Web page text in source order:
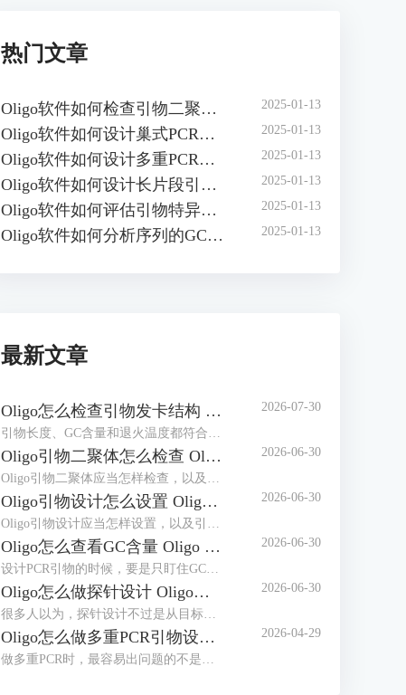
热门文章
Oligo软件如何检查引物二聚体 如何避免引物二聚体的问题 2025-01-13
Oligo软件如何设计巢式PCR引物 巢式PCR引物的设计步骤有哪些 2025-01-13
Oligo软件如何设计多重PCR引物 多重PCR引物的设计难点是什么 2025-01-13
Oligo软件如何设计长片段引物 Oligo引物设计的长度限制是多少 2025-01-13
Oligo软件如何评估引物特异性？有哪些评估引物特异性的方法 2025-01-13
Oligo软件如何分析序列的GC含量 序列GC的含量多少最为合适。 2025-01-13
最新文章
Oligo怎么检查引物发卡结构 Oligo引物发卡结构评分过高怎么办
引物长度、GC含量和退火温度都符合设计要求，实际扩增时仍可能出现条带偏弱、扩增效率不稳定或重复性差，这类情况与引物自身折叠有关。内部互补碱基形成茎环后，会占用原本用于模板结合的序列，3′端被卷入结构时影响更明显。分析Oligo怎么检查引物发卡结构Oligo引物发卡结构评分过高怎么办，需要把结构位置、Hairpin Tm、ΔG和整组引物参数放在一起判断。
2026-07-30
Oligo引物二聚体怎么检查 Oligo引物二聚体评分过高怎么办
Oligo引物二聚体应当怎样检查，以及引物二聚体评分过高的时候又该怎样处理，这两个问题，在进行PCR、qPCR和测序引物设计的时候，是很常见的。引物二聚体这个问题，并不是单纯地“软件给出的提示不太好看”，它会和目标模板，去竞争反应体系里面的引物、酶，还有dNTP，要是情况比较严重，就会导致非特异性的条带出现、扩增的效率下降，或者是在qPCR的熔解曲线上，出现不太正常的小峰。在检查的时候，不能只是去看一个总的评分，而是需要把自身二聚体、互补二聚体、3’末端的互补情况，还有ΔG这些结果，放在一起进行判断。
2026-06-30
Oligo引物设计怎么设置 Oligo引物Tm值偏差怎么调整
Oligo引物设计应当怎样设置，以及引物Tm值出现偏差时又该怎样去调整，这两个问题，在进行PCR、qPCR或者测序引物设计的时候，是经常会遇到的。设计引物这件事，不能只是去看软件自动给出的那几条推荐序列，还需要结合扩增的目标区域、产物的长度、GC含量、是否形成二聚体、有没有发卡结构，还有反应所用的体系，一起去做出判断。OLIGO 7这个工具本身，是支持PCR引物、测序引物、探针、多重PCR，还有实时PCR这些相关的设计和分析的，只不过软件给出的结果，仍然需要结合具体的实验条件，去进行复核。
2026-06-30
Oligo怎么查看GC含量 Oligo GC含量过高怎么调整
设计PCR引物的时候，要是只盯住GC含量这么一个百分比，那很容易会把事情想简单了。在Oligo里面，查看GC含量具体该怎么操作，碰到GC含量太高又该怎么往下调，这两件事还得把Tm值、引物长度、3‘末端的稳定性，还有会不会形成二级结构，都拢到一块儿去判断才行。下面就以Oligo 7这个版本来讲一讲，其它版本菜单的位置也许会有一点点出入。Oligo本身可以拿来设计PCR引物，也可以设计测序引物和探针，顺带着还能帮你去查看引物序列的碱基组成、熔解温度，以及那些悄悄藏着的二级结构。
2026-06-30
Oligo怎么做探针设计 Oligo探针特异性不足怎么优化
很多人以为，探针设计不过是从目标序列里选一小段寡核苷酸，但真正动手后，却常常碰到信号强度不够、背景偏高、同源区错配以及不同批次结果波动大这类麻烦。那么，在Oligo这款软件里，究竟该怎样去设计探针，以及在探针特异性不够理想时又该怎么优化呢？处理这些问题，需要把目标区间、解链温度、GC含量、二级结构和同源序列等因素综合起来考虑。按照Oligo 7手册的说法，特异性是评估引物和杂交探针质量的一个关键指标，同时软件也给出了像杂交探针、共有序列探针、TaqMan探针等多种搜索途径。
2026-06-30
Oligo怎么做多重PCR引物设计 Oligo多重PCR引物冲突怎么排查
做多重PCR时，最容易出问题的不是单条引物本身，而是把几对引物放到同一管以后，退火温度对不上、扩增片段挤在一起、引物之间互相配对，最后要么条带乱，要么某几个位点根本起不来。Oligo 7本身就支持自动选择multiplex primers，也支持批量搜索多个序列并把选出的引物集合再做multiplex兼容性分析，所以它更适合先把候选引物成批筛出来，再去做成组验证，而不是一对一对手工试。多重PCR设计里，相近的Tm和可区分的扩增片段长度是基础条件，而所有引物组合的交叉二聚体也必须提前检查。
2026-04-29